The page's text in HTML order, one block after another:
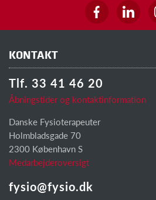
KONTAKT
Tlf. 33 41 46 20
Åbningstider og kontaktinformation
Danske Fysioterapeuter
Holmbladsgade 70
2300 København S
Medarbejderoversigt
fysio@fysio.dk